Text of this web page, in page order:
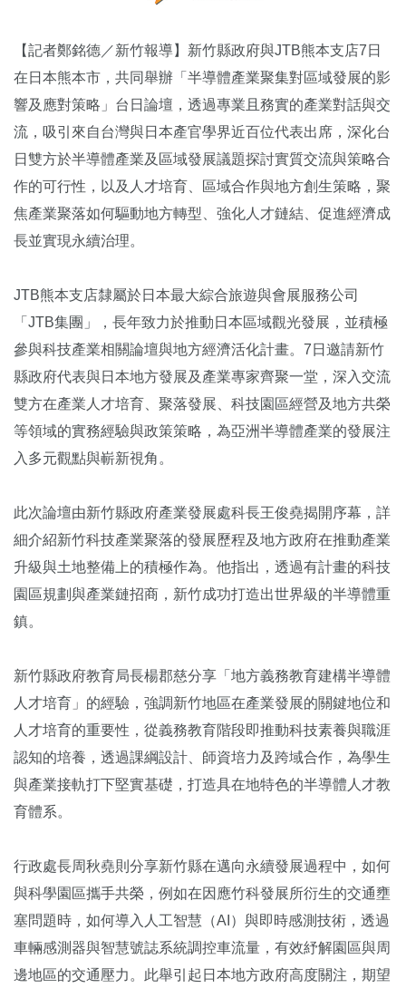
【記者鄭銘德／新竹報導】新竹縣政府與JTB熊本支店7日
在日本熊本市，共同舉辦「半導體產業聚集對區域發展的影
響及應對策略」台日論壇，透過專業且務實的產業對話與交
流，吸引來自台灣與日本產官學界近百位代表出席，深化台
日雙方於半導體產業及區域發展議題探討實質交流與策略合
作的可行性，以及人才培育、區域合作與地方創生策略，聚
焦產業聚落如何驅動地方轉型、強化人才鏈結、促進經濟成
長並實現永續治理。
JTB熊本支店隸屬於日本最大綜合旅遊與會展服務公司
「JTB集團」，長年致力於推動日本區域觀光發展，並積極
參與科技產業相關論壇與地方經濟活化計畫。7日邀請新竹
縣政府代表與日本地方發展及產業專家齊聚一堂，深入交流
雙方在產業人才培育、聚落發展、科技園區經營及地方共榮
等領域的實務經驗與政策策略，為亞洲半導體產業的發展注
入多元觀點與嶄新視角。
此次論壇由新竹縣政府產業發展處科長王俊堯揭開序幕，詳
細介紹新竹科技產業聚落的發展歷程及地方政府在推動產業
升級與土地整備上的積極作為。他指出，透過有計畫的科技
園區規劃與產業鏈招商，新竹成功打造出世界級的半導體重
鎮。
新竹縣政府教育局長楊郡慈分享「地方義務教育建構半導體
人才培育」的經驗，強調新竹地區在產業發展的關鍵地位和
人才培育的重要性，從義務教育階段即推動科技素養與職涯
認知的培養，透過課綱設計、師資培力及跨域合作，為學生
與產業接軌打下堅實基礎，打造具在地特色的半導體人才教
育體系。
行政處長周秋堯則分享新竹縣在邁向永續發展過程中，如何
與科學園區攜手共榮，例如在因應竹科發展所衍生的交通壅
塞問題時，如何導入人工智慧（AI）與即時感測技術，透過
車輛感測器與智慧號誌系統調控車流量，有效紓解園區與周
邊地區的交通壓力。此舉引起日本地方政府高度關注，期望